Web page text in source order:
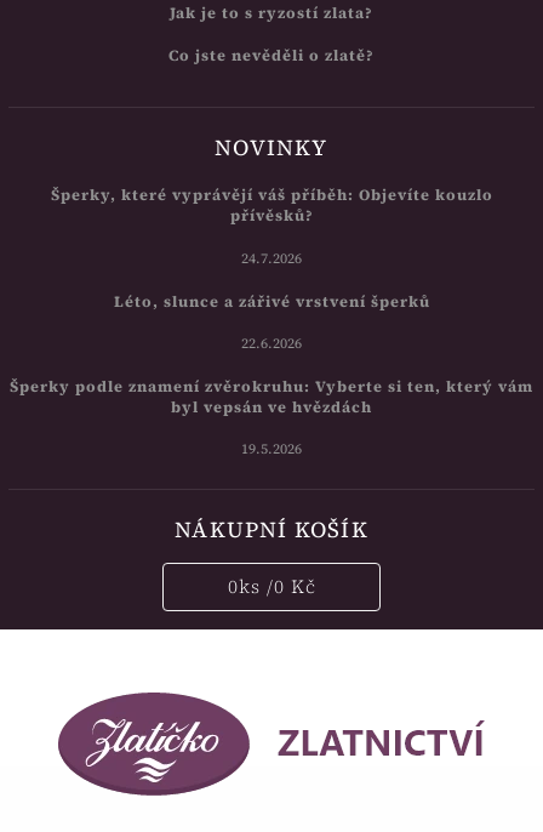
Jak je to s ryzostí zlata?
Co jste nevěděli o zlatě?
NOVINKY
Šperky, které vyprávějí váš příběh: Objevíte kouzlo
přívěsků?
24.7.2026
Léto, slunce a zářivé vrstvení šperků
22.6.2026
Šperky podle znamení zvěrokruhu: Vyberte si ten, který vám
byl vepsán ve hvězdách
19.5.2026
NÁKUPNÍ KOŠÍK
0ks /0 Kč